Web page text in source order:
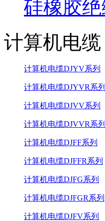
硅橡胶
计算机电缆
计算机电缆DJYV系列
计算机电缆DJYVR系列
计算机电缆DJVV系列
计算机电缆DJVVR系列
计算机电缆DJFF系列
计算机电缆DJFFR系列
计算机电缆DJFG系列
计算机电缆DJFGR系列
计算机电缆DJFV系列